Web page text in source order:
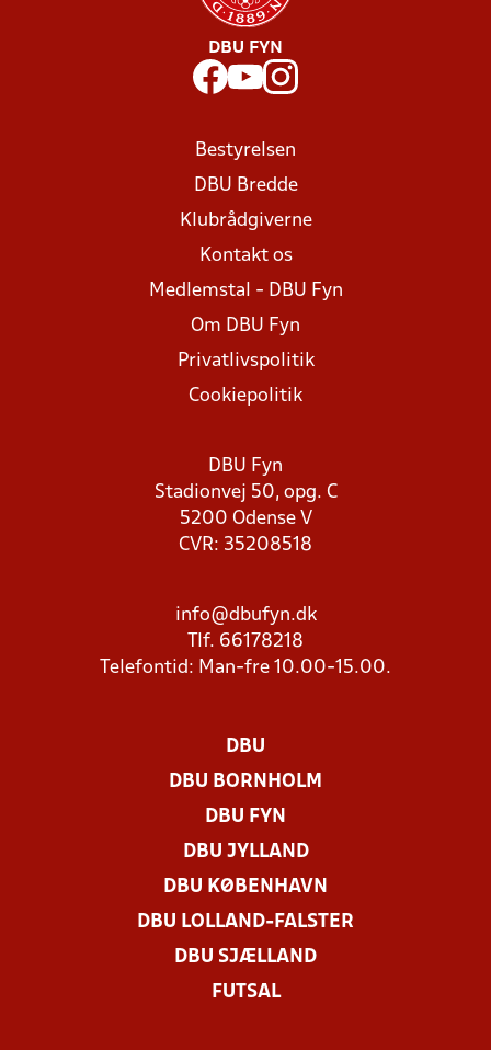
DBU FYN
Bestyrelsen
DBU Bredde
Klubrådgiverne
Kontakt os
Medlemstal - DBU Fyn
Om DBU Fyn
Privatlivspolitik
Cookiepolitik
DBU Fyn
Stadionvej 50, opg. C
5200 Odense V
CVR: 35208518
info@dbufyn.dk
Tlf. 66178218
Telefontid: Man-fre 10.00-15.00.
DBU
DBU BORNHOLM
DBU FYN
DBU JYLLAND
DBU KØBENHAVN
DBU LOLLAND-FALSTER
DBU SJÆLLAND
FUTSAL